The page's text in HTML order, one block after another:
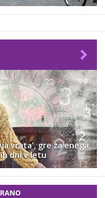
vrata', gre za enega
dni v letu